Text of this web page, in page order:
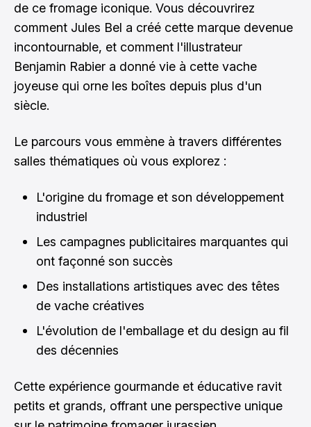
de ce fromage iconique. Vous découvrirez
comment Jules Bel a créé cette marque devenue
incontournable, et comment l'illustrateur
Benjamin Rabier a donné vie à cette vache
joyeuse qui orne les boîtes depuis plus d'un
siècle.
Le parcours vous emmène à travers différentes
salles thématiques où vous explorez :
L'origine du fromage et son développement
industriel
Les campagnes publicitaires marquantes qui
ont façonné son succès
Des installations artistiques avec des têtes
de vache créatives
L'évolution de l'emballage et du design au fil
des décennies
Cette expérience gourmande et éducative ravit
petits et grands, offrant une perspective unique